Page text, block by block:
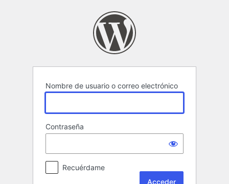
Nombre de usuario o correo electrónico
Contraseña
Recuérdame